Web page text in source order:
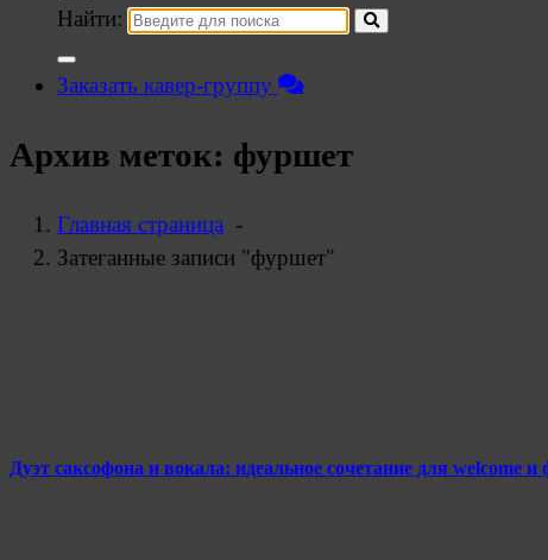
Найти:
Заказать кавер-группу
Архив меток: фуршет
Главная страница -
Затеганные записи "фуршет"
Дуэт саксофона и вокала: идеальное сочетание для welcome